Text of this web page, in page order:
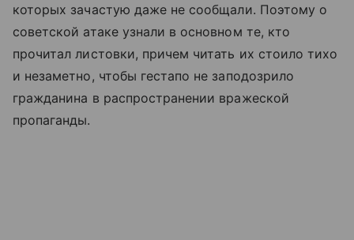
которых зачастую даже не сообщали. Поэтому о
советской атаке узнали в основном те, кто
прочитал листовки, причем читать их стоило тихо
и незаметно, чтобы гестапо не заподозрило
гражданина в распространении вражеской
пропаганды.